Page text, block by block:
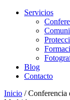
Servicios
Blog
Contacto
Inicio /Conferencia